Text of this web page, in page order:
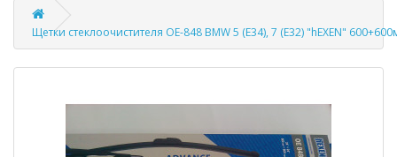
Щетки стеклоочистителя ОЕ-848 BMW 5 (E34), 7 (E32) "hEXEN"